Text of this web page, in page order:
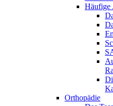
Häufige
Orthopädie